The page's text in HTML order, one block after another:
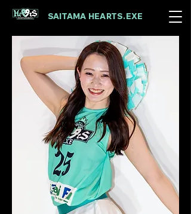
SAITAMA HEARTS.EXE​